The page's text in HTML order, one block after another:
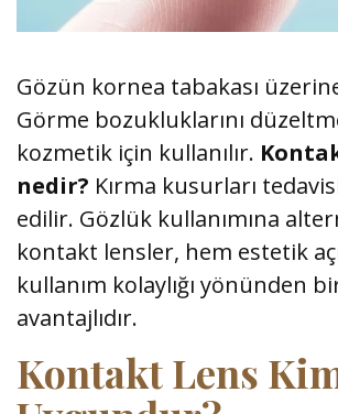
Gözün kornea tabakası
Görme bozukluklarını
kozmetik için kullanılır.
nedir? Kırma kusurları
edilir. Gözlük kullanımına
kontakt lensler, hem estetik
kullanım kolaylığı yönünden
avantajlıdır.
Kontakt Lens